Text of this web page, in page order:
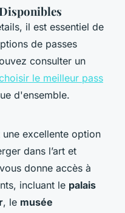
il est essentiel de
de passes
consulter un
le meilleur pass
d'ensemble.
une excellente option
dans l’art et
donne accès à
incluant le palais
, le musée